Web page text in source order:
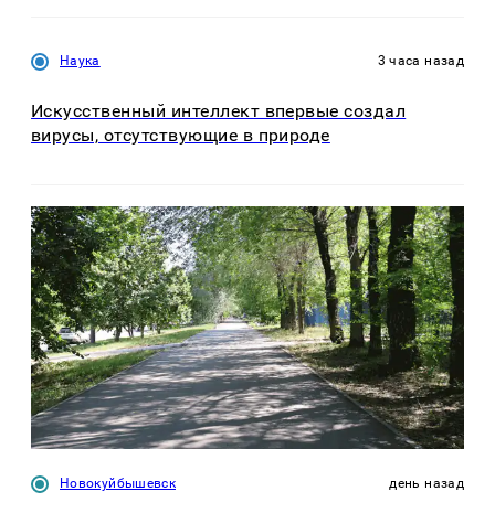
Наука 3 часа назад
Искусственный интеллект впервые создал
вирусы, отсутствующие в природе
Новокуйбышевск день назад